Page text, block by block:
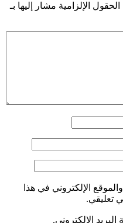
الحقول الإلزامية مشار إليها بـ
الإلكتروني في هذا
تعليقي.
الإلكتروني.